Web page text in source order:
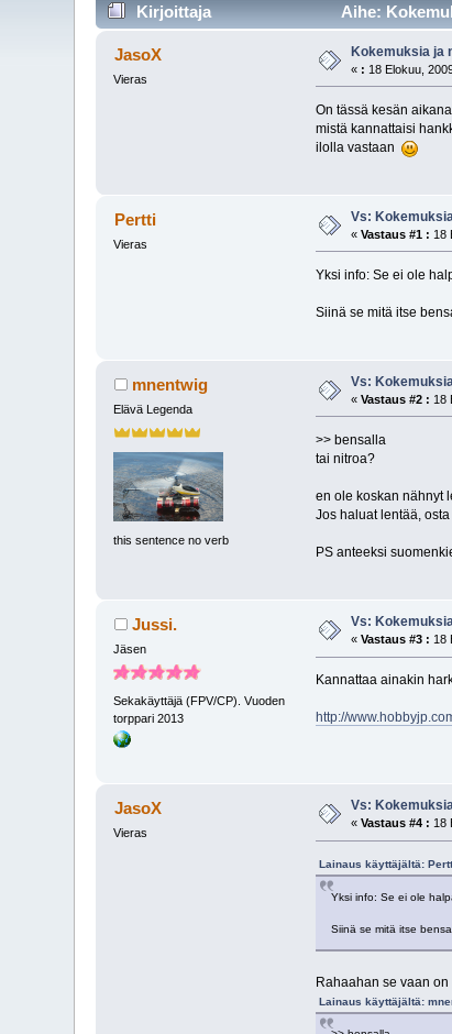
Kirjoittaja Aihe:
JasoX
Vieras
Kokemuksia ja
« : 18 Elokuu,
On tässä kesän
mistä kannattaisi
ilolla vastaan
Pertti
Vieras
Vs:
«Vastaus #1 : 18
Yksi info: Se ei ole
Siinä se mitä itse
mnentwig
Elävä Legenda
this sentence no verb
Vs:
«Vastaus #2 : 18
>> bensalla
tai nitroa?
en ole koskan nähnyt
Jos haluat lentää,
PS anteeksi
Jussi.
Jäsen
Sekakäyttäjä (FPV/CP). Vuoden
torppari 2013
Vs:
«Vastaus #3 : 18
Kannattaa ainakin
http://
JasoX
Vieras
Vs:
«Vastaus #4 : 18
Lainaus käyttäjältä:
Yksi info: Se ei ole
Siinä se mitä itse
Rahaahan se vaan on
Lainaus käyttäjältä: